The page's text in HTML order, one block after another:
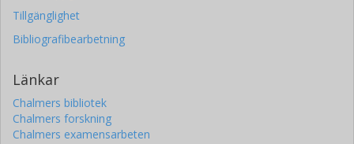
Tillgänglighet
Bibliografibearbetning
Länkar
Chalmers bibliotek
Chalmers forskning
Chalmers examensarbeten